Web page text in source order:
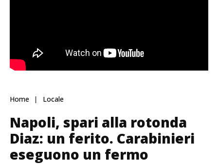
Home Locale
Napoli, spari alla rotonda
Diaz: un ferito. Carabinieri
eseguono un fermo